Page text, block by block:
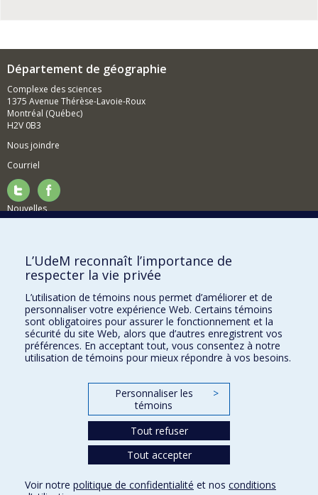
Département de géographie
Complexe des sciences
1375 Avenue Thérèse-Lavoie-Roux
Montréal (Québec)
H2V 0B3
Nous joindre
Courriel
Nouvelles
Comment soutenir le Département?
BESOIN D'AIDE?
Plan du site
Signaler une erreur
Accessibilité
FACULTÉ DES ARTS ET DES SCIENCES
Nos départements et écoles
L’UdeM reconnaît l’importance de
respecter la vie privée
L’utilisation de témoins nous permet d’améliorer et de
personnaliser votre expérience Web. Certains témoins
sont obligatoires pour assurer le fonctionnement et la
sécurité du site Web, alors que d’autres enregistrent vos
préférences. En acceptant tout, vous consentez à notre
utilisation de témoins pour mieux répondre à vos besoins.
Personnaliser les
témoins
>
Tout refuser
Tout accepter
Voir notre politique de confidentialité et nos conditions